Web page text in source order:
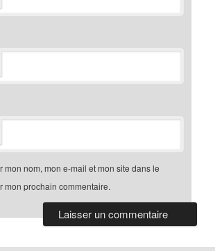
mon nom, mon e-mail et mon site dans le
mon prochain commentaire.